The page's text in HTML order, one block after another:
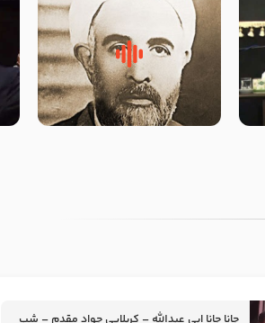
روضه‌ی مجلس یزید ملعون و
اسارت اهل‌بیت علیهم‌السلام –
جانا جانا ابی عبدالله – کربلایی جواد مقدم – شب